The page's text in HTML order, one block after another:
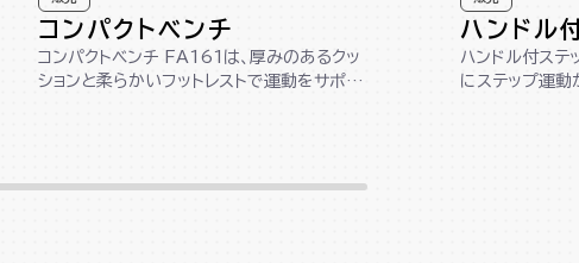
コンパクトベンチ
コンパクトベンチ FA161は、厚みのあるクッ
ションと柔らかいフットレストで運動をサポー
ハンドル
ハンドル付ス
にステップ運動